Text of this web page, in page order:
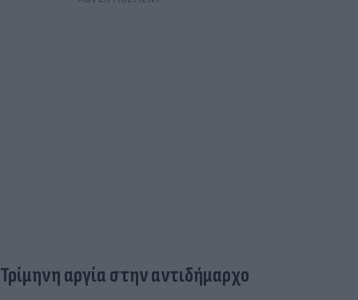
Τρίμηνη αργία στην αντιδήμαρχο